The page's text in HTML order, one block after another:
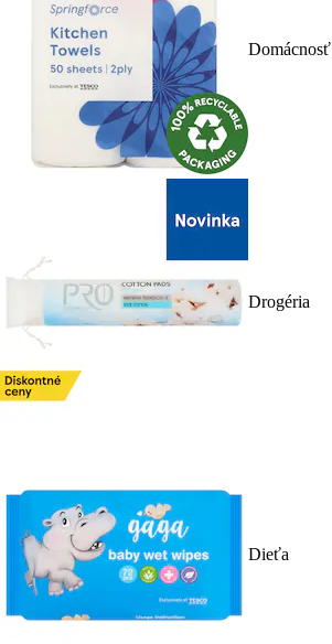
Domácnosť
Drogéria
Dieťa